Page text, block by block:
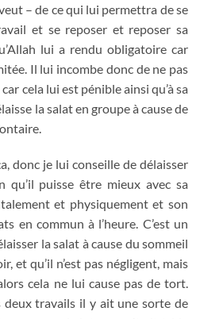
– de ce qui lui permettra de se
et se reposer et reposer sa
lui a rendu obligatoire car
Il lui incombe donc de ne pas
cela lui est pénible ainsi qu’à sa
la salat en groupe à cause de
donc je lui conseille de délaisser
qu’il puisse être mieux avec sa
et physiquement et son
en commun à l’heure. C’est un
la salat à cause du sommeil
et qu’il n’est pas négligent, mais
cela ne lui cause pas de tort.
deux travails il y ait une sorte de